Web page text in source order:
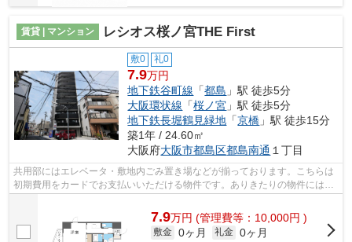
賃貸 | マンション レシオス桜ノ宮THE First
敷0 礼0
7.9万円
地下鉄谷町線 「都島 」駅 徒歩5分
大阪環状線 「桜ノ宮 」駅 徒歩5分
地下鉄長堀鶴見緑地 「京橋 」駅 徒歩15分
築1年 / 24.60㎡
大阪府大阪市都島区都島南通 １丁目
共用部にはエレベータ・敷地内ごみ置き場などが揃っております。こちらは
初期費用をカードでお支払いいただける物件です。ありきたりの物件にはな
7.9万円 (管理費等：10,000円 )
敷金 0ヶ月 礼金 0ヶ月